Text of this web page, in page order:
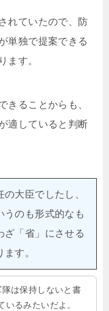
れていたので、防
単独で提案できる
ます。
きることからも、
適していると判断
大臣でしたし、
うのも形式的なも
ざ「省」にさせる
す。
は保持しないと書
るみたいだよ。